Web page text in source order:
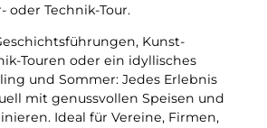
oder Technik-Tour.
Kunst-
Touren oder ein idyllisches
und Sommer: Jedes Erlebnis
mit genussvollen Speisen und
Ideal für Vereine, Firmen,